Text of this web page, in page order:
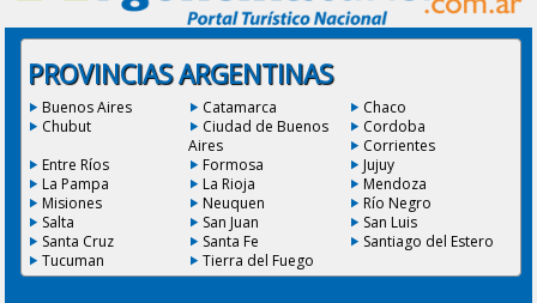
PROVINCIAS ARGENTINAS
Buenos Aires Catamarca
Chaco
Chubut
Ciudad de Buenos
Aires
Cordoba
Corrientes
Entre Ríos
Formosa
Jujuy
La Pampa
La Rioja
Mendoza
Misiones
Neuquen
Río Negro
Salta
San Juan
San Luis
Santa Cruz
Santa Fe
Santiago del Estero
Tucuman
Tierra del Fuego